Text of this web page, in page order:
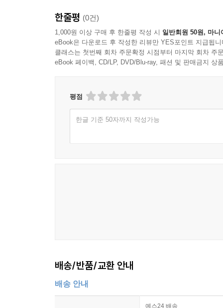
한줄평 (0건)
1,000원 이상 구매 후 한줄평 작성 시 일반회원 50원, 마니
eBook은 다운로드 후 작성한 리뷰만 YES포인트 지급됩니
클래스는 첫번째 회차 주문확정 시점부터 마지막 회차 주
eBook 페이백, CD/LP, DVD/Blu-ray, 패션 및 판매금지 상
평점
한글 기준 50자까지 작성가능
배송/반품/교환 안내
배송 안내
예스24 배송